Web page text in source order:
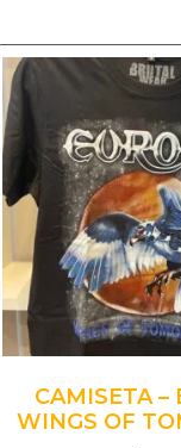
CAMISETA –
WINGS OF